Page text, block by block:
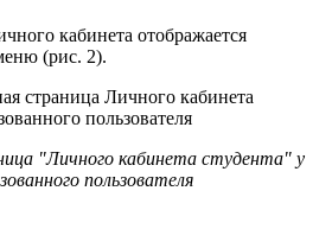
кабинета отображается
(рис. 2).
"Личного кабинета студента" у
пользователя